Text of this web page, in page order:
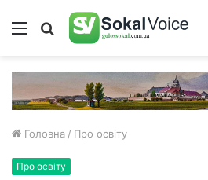
Меню Пошук
Головна / Про освіту
Про освіту